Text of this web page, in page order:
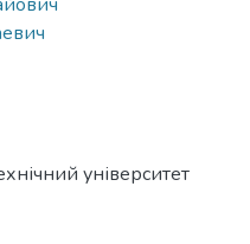
університет